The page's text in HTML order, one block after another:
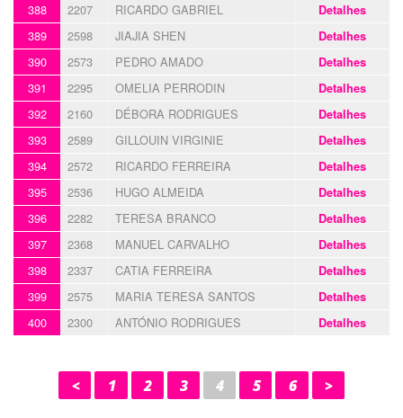
388 2207 RICARDO GABRIEL Detalhes
389 2598 JIAJIA SHEN Detalhes
390 2573 PEDRO AMADO Detalhes
391 2295 OMELIA PERRODIN Detalhes
392 2160 DÉBORA RODRIGUES Detalhes
393 2589 GILLOUIN VIRGINIE Detalhes
394 2572 RICARDO FERREIRA Detalhes
395 2536 HUGO ALMEIDA Detalhes
396 2282 TERESA BRANCO Detalhes
397 2368 MANUEL CARVALHO Detalhes
398 2337 CATIA FERREIRA Detalhes
399 2575 MARIA TERESA SANTOS Detalhes
400 2300 ANTÓNIO RODRIGUES Detalhes
< 1 2 3 4 5 6 >